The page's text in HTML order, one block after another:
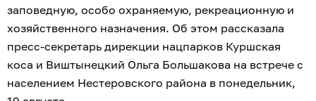
заповедную, особо охраняемую, рекреационную и
хозяйственного назначения. Об этом рассказала
пресс-секретарь дирекции нацпарков Куршская
коса и Виштынецкий Ольга Большакова на встрече с
населением Нестеровского района в понедельник,